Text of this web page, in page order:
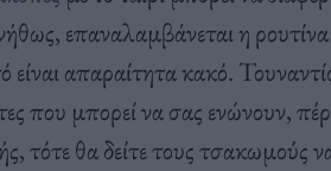
επαναλαμβάνεται η
είναι απαραίτητα κακό.
που μπορεί να σας ενώνουν,
τότε θα δείτε τους τσακωμούς